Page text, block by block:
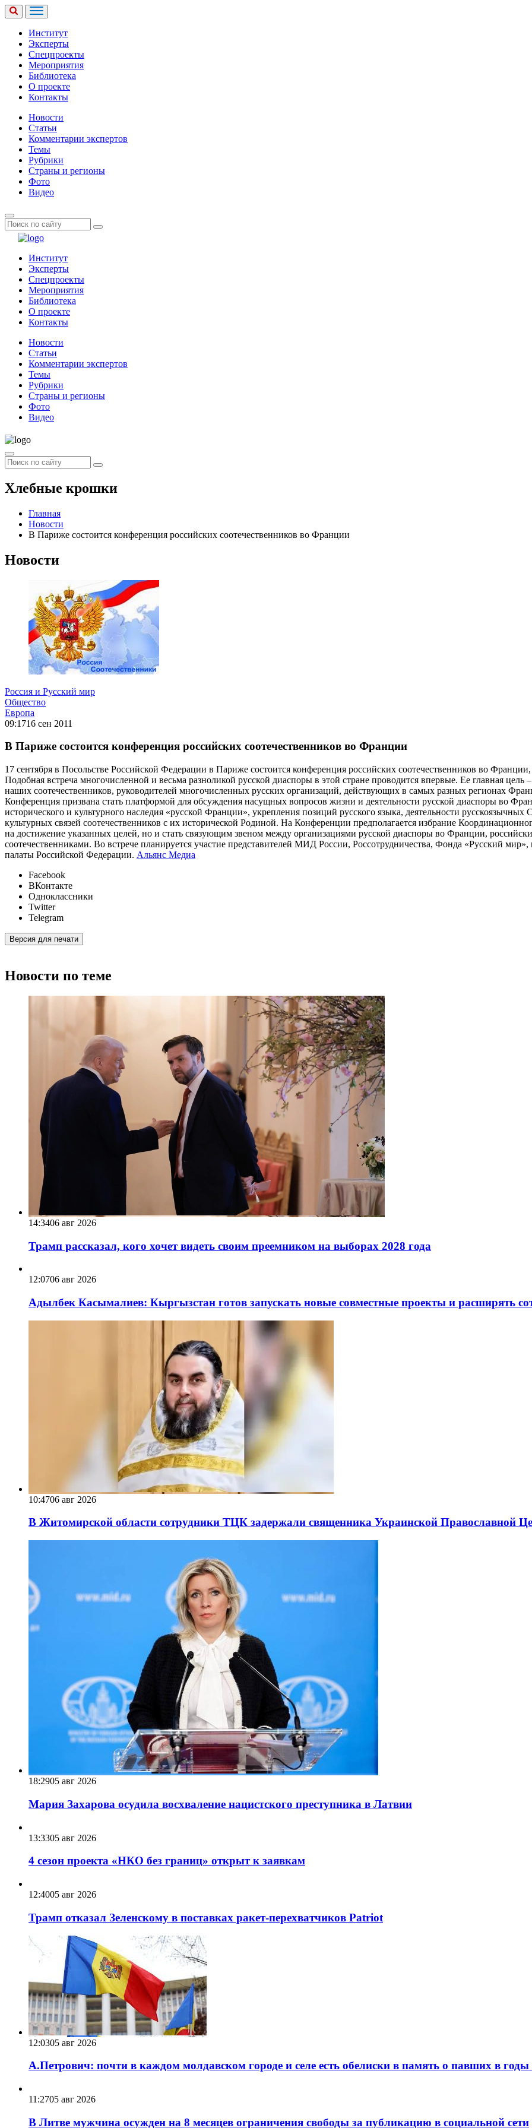
Институт
Эксперты
Спецпроекты
Мероприятия
Библиотека
О проекте
Контакты
Новости
Статьи
Комментарии экспертов
Темы
Рубрики
Страны и регионы
Фото
Видео
Институт
Эксперты
Спецпроекты
Мероприятия
Библиотека
О проекте
Контакты
Новости
Статьи
Комментарии экспертов
Темы
Рубрики
Страны и регионы
Фото
Видео
Хлебные крошки
Главная
Новости
В Париже состоится конференция российских соотечественников во Франции
Новости
Россия и Русский мир
Общество
Европа
09:1716 сен 2011
В Париже состоится конференция российских соотечественников во Франции
17 сентября в Посольстве Российской Федерации в Париже состоится конференция российских соотечественников во
Подобная встреча многочисленной и весьма разноликой русской диаспоры в этой стране проводится впервые. Ее главная цель
наших соотечественников, руководителей многочисленных русских организаций, действующих в самых разных регионах
Конференция призвана стать платформой для обсуждения насущных вопросов жизни и деятельности русской диаспоры во
исторического и культурного наследия «русской Франции», укрепления позиций русского языка, деятельности
культурных связей соотечественников с их исторической Родиной. На Конференции предполагается избрание
на достижение указанных целей, но и стать связующим звеном между организациями русской диаспоры во Франции,
соотечественниками. Во встрече планируется участие представителей МИД России, Россотрудничества, Фонда «Русский
палаты Российской Федерации. Альянс Медиа
Facebook
ВКонтакте
Одноклассники
Twitter
Telegram
Версия для печати
Новости по теме
14:3406 авг 2026
Трамп рассказал, кого хочет видеть своим преемником на выборах 2028 года
12:0706 авг 2026
Адылбек Касымалиев: Кыргызстан готов запускать новые совместные проекты и расширять
10:4706 авг 2026
В Житомирской области сотрудники ТЦК задержали священника Украинской Православной
18:2905 авг 2026
Мария Захарова осудила восхваление нацистского преступника в Латвии
13:3305 авг 2026
4 сезон проекта «НКО без границ» открыт к заявкам
12:4005 авг 2026
Трамп отказал Зеленскому в поставках ракет-перехватчиков Patriot
12:0305 авг 2026
А.Петрович: почти в каждом молдавском городе и селе есть обелиски в память о павших в
11:2705 авг 2026
В Литве мужчина осужден на 8 месяцев ограничения свободы за публикацию в социальной сети